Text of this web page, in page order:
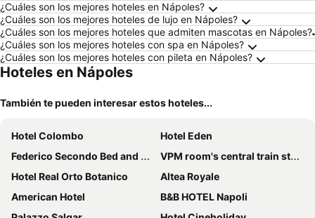
¿Cuáles son los mejores hoteles en Nápoles?
¿Cuáles son los mejores hoteles de lujo en Nápoles?
¿Cuáles son los mejores hoteles que admiten mascotas en Nápoles?
¿Cuáles son los mejores hoteles con spa en Nápoles?
¿Cuáles son los mejores hoteles con pileta en Nápoles?
Hoteles en Nápoles
También te pueden interesar estos hoteles...
Hotel Colombo
Hotel Eden
Federico Secondo Bed and Breakfast
VPM room's central train station
Hotel Real Orto Botanico
Altea Royale
American Hotel
B&B HOTEL Napoli